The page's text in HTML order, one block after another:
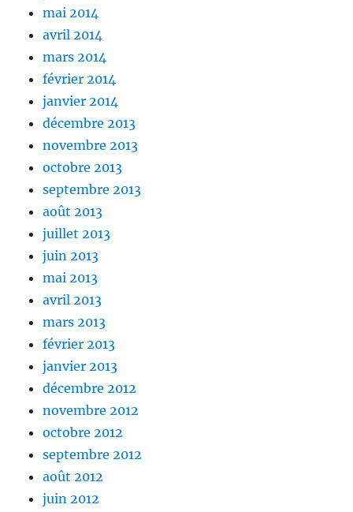
mai 2014
avril 2014
mars 2014
février 2014
janvier 2014
décembre 2013
novembre 2013
octobre 2013
septembre 2013
août 2013
juillet 2013
juin 2013
mai 2013
avril 2013
mars 2013
février 2013
janvier 2013
décembre 2012
novembre 2012
octobre 2012
septembre 2012
août 2012
juin 2012